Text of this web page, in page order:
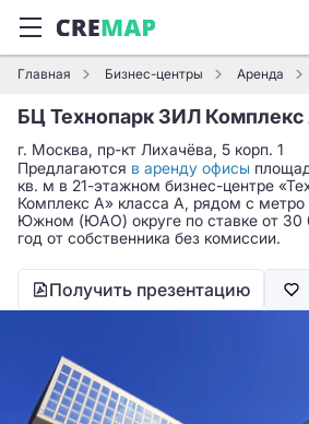
Главная Бизнес-центры Аренда
БЦ Технопарк ЗИЛ Комплекс
г. Москва, пр-кт Лихачёва, 5 корп. 1
Предлагаются в аренду офисы
кв. м в 21-этажном бизнес-центре
Комплекс А» класса A, рядом с метро
Южном (ЮАО) округе по ставке от 30
год от собственника без комиссии.
Получить презентацию